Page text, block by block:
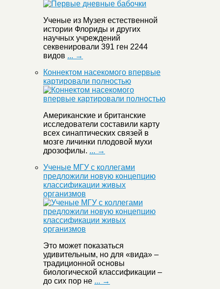
Ученые из Музея естественной
истории Флориды и других
научных учреждений
секвенировали 391 ген 2244
видов ... →
Коннектом насекомого впервые
картировали полностью
Американские и британские
исследователи составили карту
всех синаптических связей в
мозге личинки плодовой мухи
дрозофилы. ... →
Ученые МГУ с коллегами
предложили новую концепцию
классификации живых
организмов
Это может показаться
удивительным, но для «вида» –
традиционной основы
биологической классификации –
до сих пор не ... →